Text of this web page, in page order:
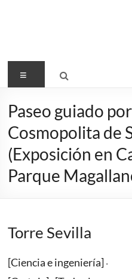
Menú
Paseo guiado
Cosmopolita de
(Exposición en
Parque
Torre Sevilla
[Ciencia e ingeniería] ·